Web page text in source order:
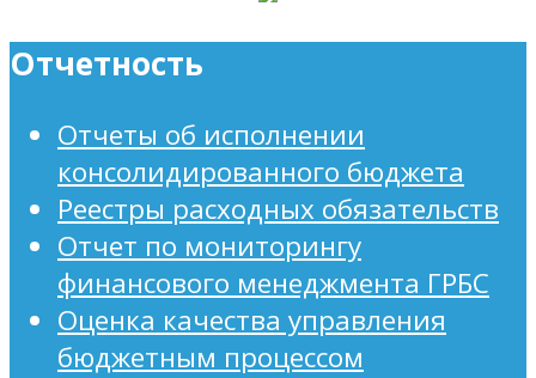
Отчетность
Отчеты об исполнении
консолидированного бюджета
Реестры расходных обязательств
Отчет по мониторингу
финансового менеджмента ГРБС
Оценка качества управления
бюджетным процессом